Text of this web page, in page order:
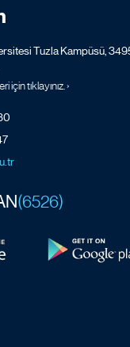
Tuzla Kampüsü,
için tıklayınız. ›
(6526)